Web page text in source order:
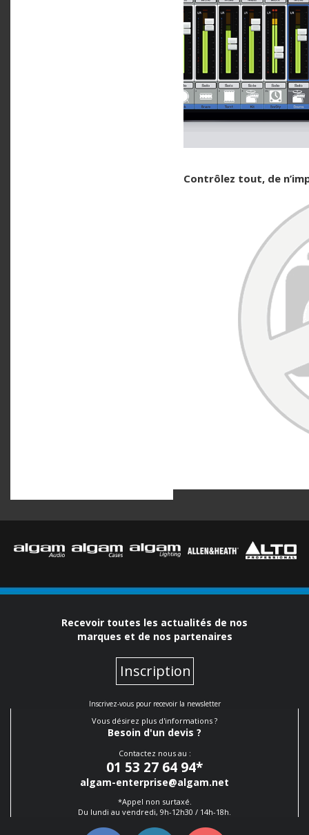
Contrôlez tout, de
Recevoir toutes les actualités de nos
marques et de nos partenaires
Inscription
Inscrivez-vous pour recevoir la newsletter
Vous désirez plus d'informations ?
Besoin d'un devis ?
Contactez nous au :
01 53 27 64 94*
algam-enterprise@algam.net
*Appel non surtaxé.
Du lundi au vendredi, 9h-12h30 / 14h-18h.